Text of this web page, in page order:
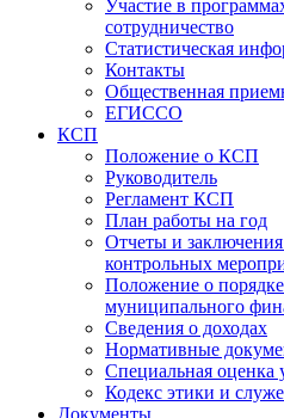
Участие в
сотрудничество
Статистическая
Контакты
Общественная
ЕГИССО
КСП
Положение о КСП
Руководитель
Регламент КСП
План работы на год
Отчеты и
контрольных
Положение о
муниципального
Сведения о доходах
Нормативные
Специальная оценка
Кодекс этики и
Документы